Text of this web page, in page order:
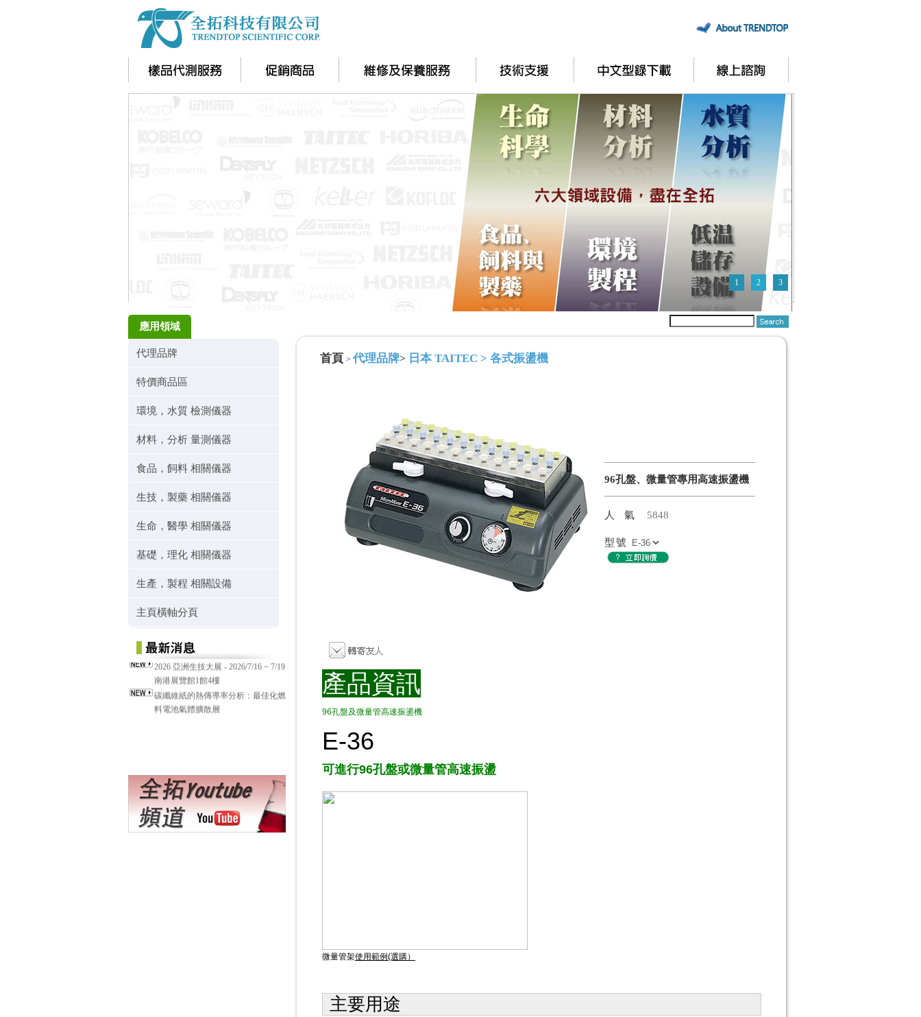
1 2 3
應用領域
代理品牌
特價商品區
環境，水質 檢測儀器
材料，分析 量測儀器
食品，飼料 相關儀器
生技，製藥 相關儀器
生命，醫學 相關儀器
基礎，理化 相關儀器
生產，製程 相關設備
主頁橫軸分頁
2026 亞洲生技大展 - 2026/7/16 ~ 7/19
南港展覽館1館4樓
碳纖維紙的熱傳導率分析：最佳化燃
料電池氣體擴散層
首頁 > 代理品牌> 日本 TAITEC > 各式振盪機
96孔盤、微量管專用高速振盪機
人氣 5848
型號
產品資訊
96孔盤及微量管高速振盪機
E-36
可進行96孔盤或微量管高速振盪
微量管架使用範例(選購）
主要用途